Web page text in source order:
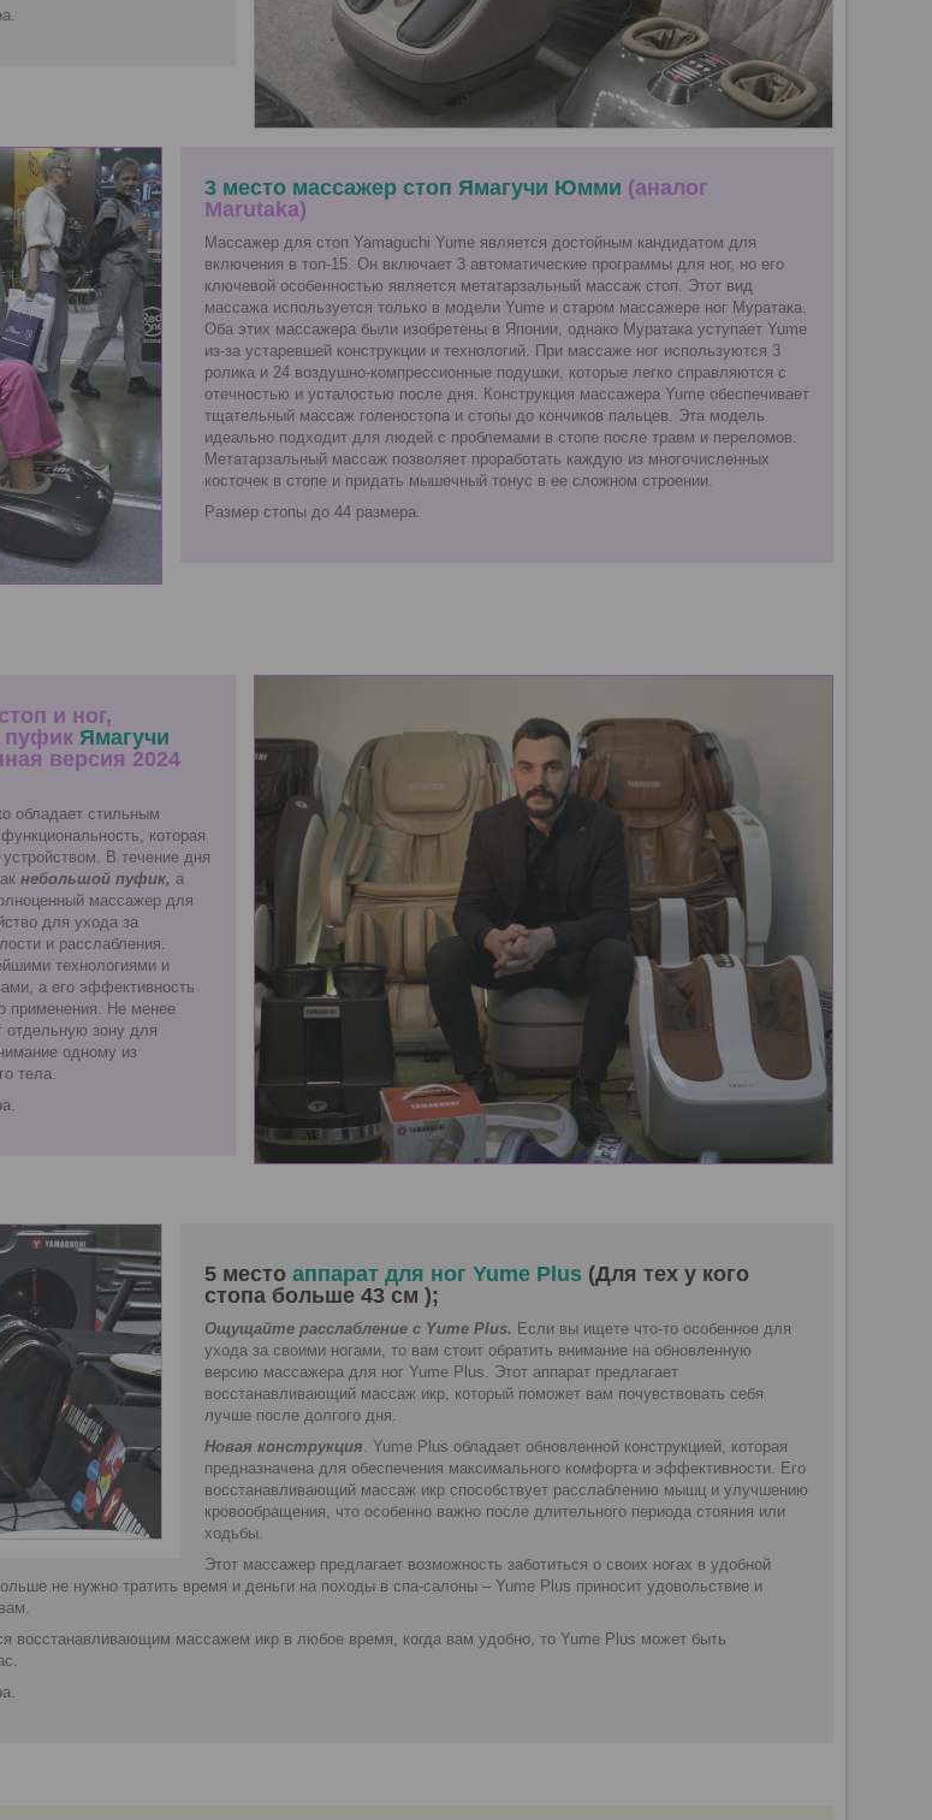
3 место массажер стоп Ямагучи Юмми (аналог
Marutaka)
Массажер для стоп Yamaguchi Yume является достойным кандидатом для
включения в топ-15. Он включает 3 автоматические программы для ног, но его
ключевой особенностью является метатарзальный массаж стоп. Этот вид
массажа используется только в модели Yume и старом массажере ног Муратака.
Оба этих массажера были изобретены в Японии, однако Муратака уступает Yume
из-за устаревшей конструкции и технологий. При массаже ног используются 3
ролика и 24 воздушно-компрессионные подушки, которые легко справляются с
отечностью и усталостью после дня. Конструкция массажера Yume обеспечивает
тщательный массаж голеностопа и стопы до кончиков пальцев. Эта модель
идеально подходит для людей с проблемами в стопе после травм и переломов.
Метатарзальный массаж позволяет проработать каждую из многочисленных
косточек в стопе и придать мышечный тонус в ее сложном строении.
Размер стопы до 44 размера.
и ног,
Ямагучи
версия 2024
обладает стильным
которая
В течение дня
небольшой пуфик, а
массажер для
для ухода за
и расслабления.
технологиями и
а его эффективность
применения. Не менее
отдельную зону для
одному из
тела.
5 место аппарат для ног Yume Plus (Для тех у кого
стопа больше 43 см );
Ощущайте расслабление с Yume Plus. Если вы ищете что-то особенное для
ухода за своими ногами, то вам стоит обратить внимание на обновленную
версию массажера для ног Yume Plus. Этот аппарат предлагает
восстанавливающий массаж икр, который поможет вам почувствовать себя
лучше после долгого дня.
Новая конструкция. Yume Plus обладает обновленной конструкцией, которая
предназначена для обеспечения максимального комфорта и эффективности. Его
восстанавливающий массаж икр способствует расслаблению мышц и улучшению
кровообращения, что особенно важно после длительного периода стояния или
ходьбы.
Этот массажер предлагает возможность заботиться о своих ногах в удобной
не нужно тратить время и деньги на походы в спа-салоны – Yume Plus приносит удовольствие и
восстанавливающим массажем икр в любое время, когда вам удобно, то Yume Plus может быть